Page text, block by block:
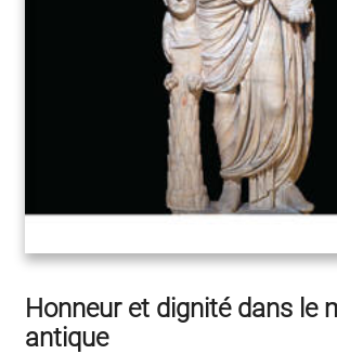
Honneur et dignité dans le
antique